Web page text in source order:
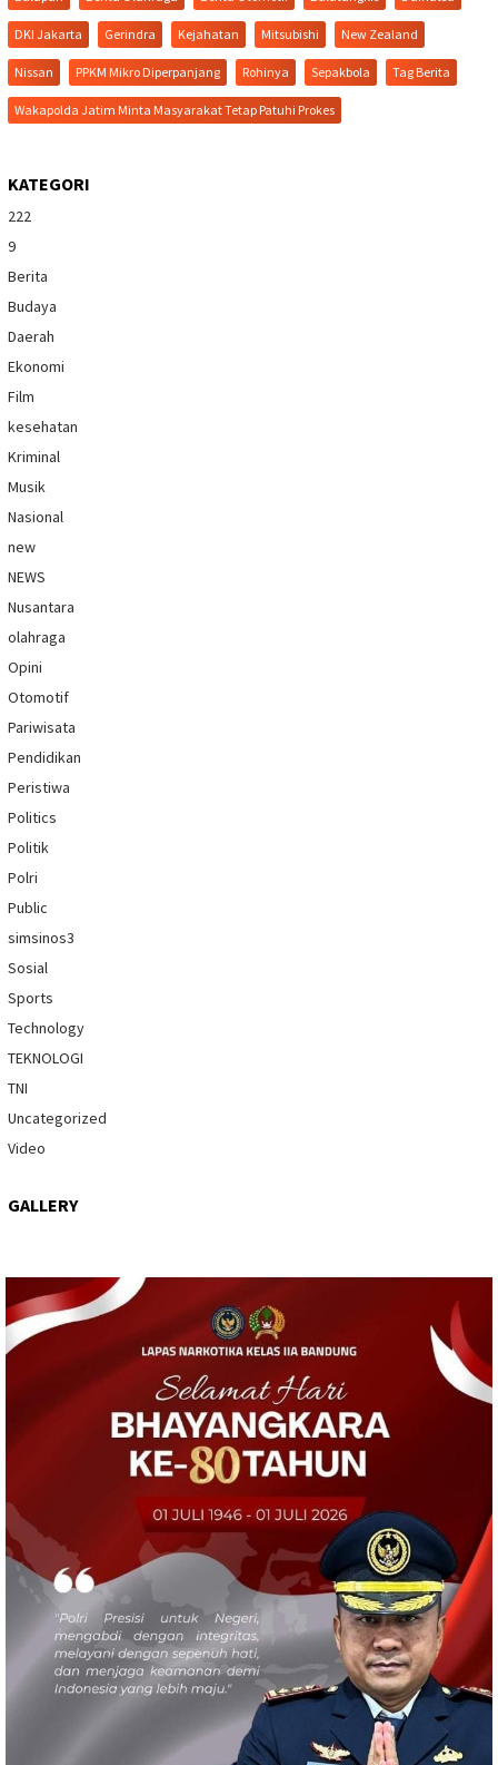
DKI Jakarta Gerindra Kejahatan Mitsubishi New Zealand
Nissan PPKM Mikro Diperpanjang Rohinya Sepakbola Tag Berita
Wakapolda Jatim Minta Masyarakat Tetap Patuhi Prokes
KATEGORI
222
9
Berita
Budaya
Daerah
Ekonomi
Film
kesehatan
Kriminal
Musik
Nasional
new
NEWS
Nusantara
olahraga
Opini
Otomotif
Pariwisata
Pendidikan
Peristiwa
Politics
Politik
Polri
Public
simsinos3
Sosial
Sports
Technology
TEKNOLOGI
TNI
Uncategorized
Video
GALLERY